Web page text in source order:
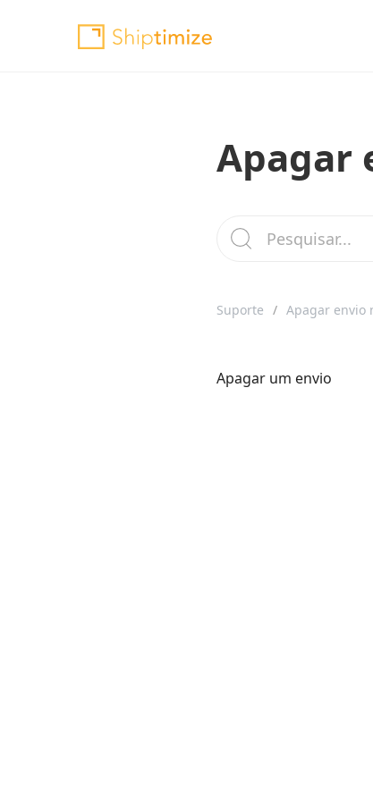
Apagar
Suporte Apagar envio
Apagar um envio